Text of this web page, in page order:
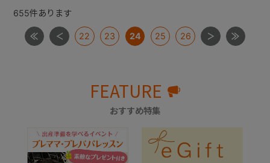
655件あります
22 23 24 25 26
FEATURE
おすすめ特集